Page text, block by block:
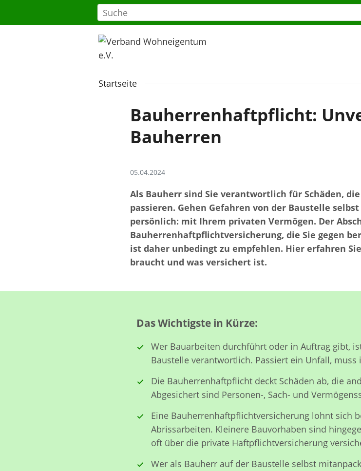
Startseite
Bauherrenhaftpflicht:
Bauherren
05.04.2024
Als Bauherr sind Sie verantwortlich für Schäden,
passieren. Gehen Gefahren von der Baustelle
persönlich: mit Ihrem privaten Vermögen. Der
Bauherrenhaftpflichtversicherung, die Sie gegen
ist daher unbedingt zu empfehlen. Hier erfahren
braucht und was versichert ist.
Das Wichtigste in Kürze:
Wer Bauarbeiten durchführt oder in Auftrag gibt,
Baustelle verantwortlich. Passiert ein Unfall,
Die Bauherrenhaftpflicht deckt Schäden ab, die
Abgesichert sind Personen-, Sach- und
Eine Bauherrenhaftpflichtversicherung lohnt sich
Abrissarbeiten. Kleinere Bauvorhaben sind
oft über die private Haftpflichtversicherung
Wer als Bauherr auf der Baustelle selbst